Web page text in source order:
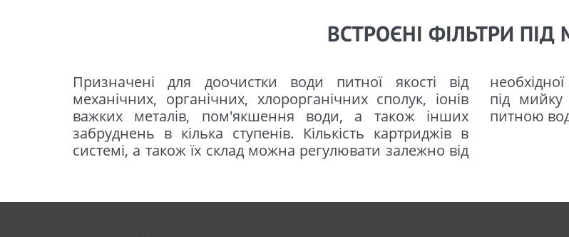
ВСТРОЄНІ ФІЛЬТРИ ПІД
Призначені для доочистки води питної якості від
механічних, органічних, хлорорганічних сполук, іонів
важких металів, пом'якшення води, а також інших
забруднень в кілька ступенів. Кількість картриджів в
системі, а також їх склад можна регулювати залежно від
необхідної якості одержуваної води. Вбудований фільтр
під мийку не тільки постачає споживачів очищеною
питною